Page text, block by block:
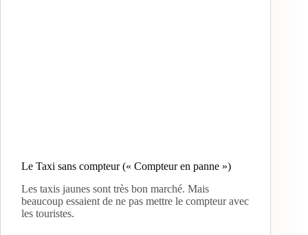
Le Taxi sans compteur (« Compteur en panne »)
Les taxis jaunes sont très bon marché. Mais
beaucoup essaient de ne pas mettre le compteur avec
les touristes.